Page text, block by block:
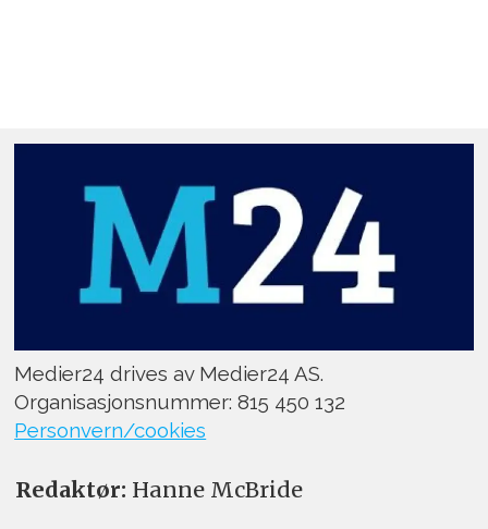
Medier24 drives av Medier24 AS.
Organisasjonsnummer: 815 450 132
Personvern/cookies
Redaktør: Hanne McBride